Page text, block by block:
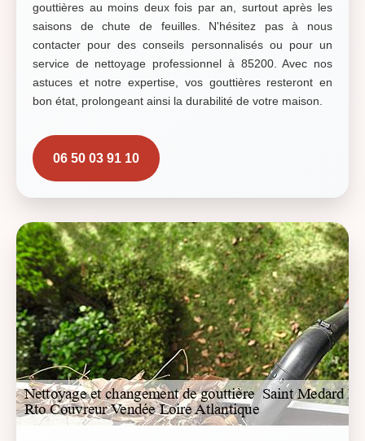
gouttières au moins deux fois par an, surtout après les
saisons de chute de feuilles. N'hésitez pas à nous
contacter pour des conseils personnalisés ou pour un
service de nettoyage professionnel à 85200. Avec nos
astuces et notre expertise, vos gouttières resteront en
bon état, prolongeant ainsi la durabilité de votre maison.
06 50 03 91 10